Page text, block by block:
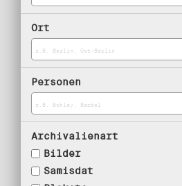
Ort
Personen
Archivalienart
Bilder
Samisdat